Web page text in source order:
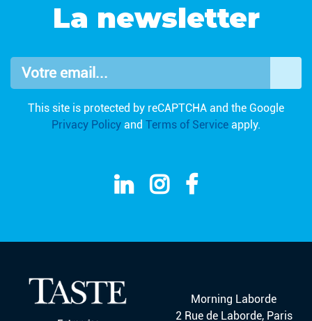
La newsletter
Votre email...
This site is protected by reCAPTCHA and the Google
Privacy Policy and Terms of Service apply.
Morning Laborde
2 Rue de Laborde, Paris